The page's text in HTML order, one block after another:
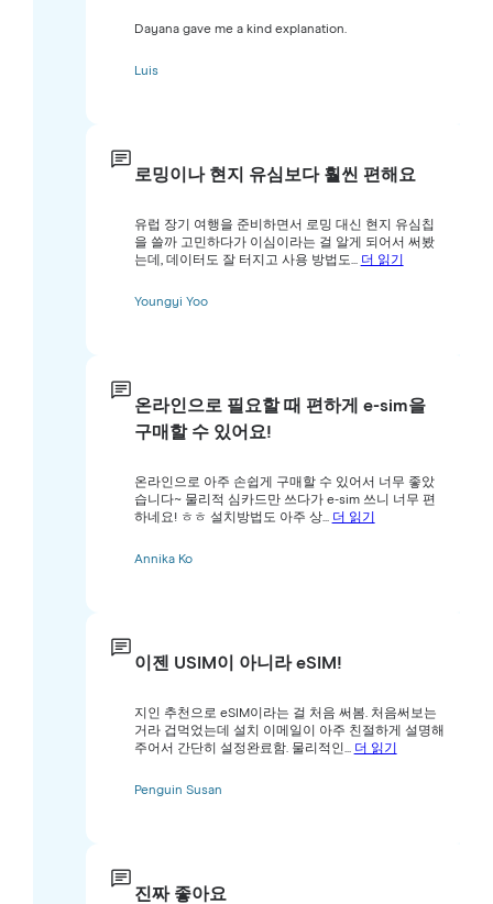
Dayana gave me a kind explanation.
Luis
로밍이나 현지 유심보다 훨씬 편해요
유럽 장기 여행을 준비하면서 로밍 대신 현지 유심칩
을 쓸까 고민하다가 이심이라는 걸 알게 되어서 써봤
는데, 데이터도 잘 터지고 사용 방법도... 더 읽기
Youngyi Yoo
온라인으로 필요할 때 편하게 e-sim을
구매할 수 있어요!
온라인으로 아주 손쉽게 구매할 수 있어서 너무 좋았
습니다~ 물리적 심카드만 쓰다가 e-sim 쓰니 너무 편
하네요! ㅎㅎ 설치방법도 아주 상... 더 읽기
Annika Ko
이젠 USIM이 아니라 eSIM!
지인 추천으로 eSIM이라는 걸 처음 써봄. 처음써보는
거라 겁먹었는데 설치 이메일이 아주 친절하게 설명해
주어서 간단히 설정완료함. 물리적인... 더 읽기
Penguin Susan
진짜 좋아요